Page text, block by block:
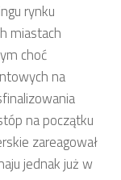
rynku
miastach
choć
na
na początku
zareagował
jednak już w